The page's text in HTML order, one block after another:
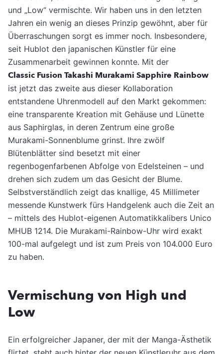
und „Low“ vermischte. Wir haben uns in den letzten
Jahren ein wenig an dieses Prinzip gewöhnt, aber für
Überraschungen sorgt es immer noch. Insbesondere,
seit Hublot den japanischen Künstler für eine
Zusammenarbeit gewinnen konnte. Mit der
Classic Fusion Takashi Murakami Sapphire Rainbow
ist jetzt das zweite aus dieser Kollaboration
entstandene Uhrenmodell auf den Markt gekommen:
eine transparente Kreation mit Gehäuse und Lünette
aus Saphirglas, in deren Zentrum eine große
Murakami-Sonnenblume grinst. Ihre zwölf
Blütenblätter sind besetzt mit einer
regenbogenfarbenen Abfolge von Edelsteinen – und
drehen sich zudem um das Gesicht der Blume.
Selbstverständlich zeigt das knallige, 45 Millimeter
messende Kunstwerk fürs Handgelenk auch die Zeit an
– mittels des Hublot-eigenen Automatikkalibers Unico
MHUB 1214. Die Murakami-Rainbow-Uhr wird exakt
100-mal aufgelegt und ist zum Preis von 104.000 Euro
zu haben.
Vermischung von High und
Low
Ein erfolgreicher Japaner, der mit der Manga-Ästhetik